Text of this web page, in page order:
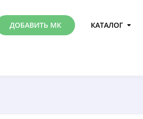
ДОБАВИТЬ МК КАТАЛОГ